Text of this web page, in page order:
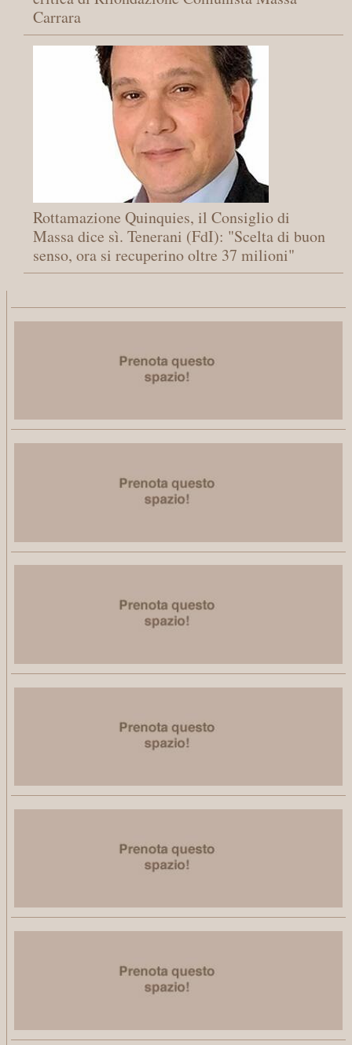
Carrara
Rottamazione Quinquies, il Consiglio di
Massa dice sì. Tenerani (FdI): "Scelta di buon
senso, ora si recuperino oltre 37 milioni"